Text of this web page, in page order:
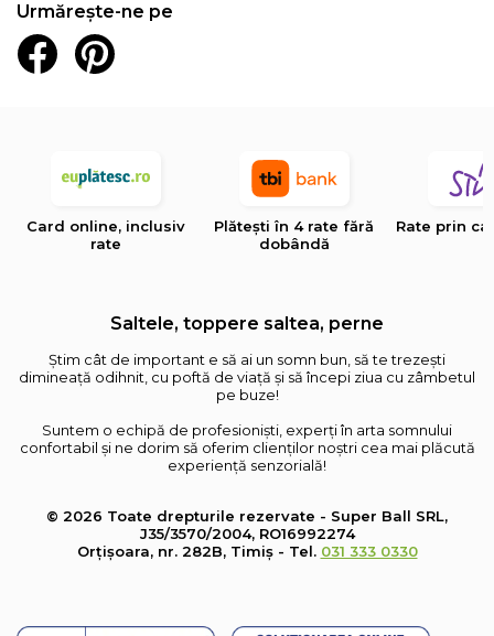
Urmărește-ne pe
Card online, inclusiv
rate
Plătești în 4 rate fără
dobândă
Rate prin
Saltele, toppere saltea, perne
Știm cât de important e să ai un somn bun, să te trezești
dimineață odihnit, cu poftă de viață și să începi ziua cu zâmbetul
pe buze!
Suntem o echipă de profesioniști, experți în arta somnului
confortabil și ne dorim să oferim clienților noștri cea mai plăcută
experiență senzorială!
© 2026 Toate drepturile rezervate - Super Ball SRL,
J35/3570/2004, RO16992274
Orțișoara, nr. 282B, Timiș - Tel. 031 333 0330